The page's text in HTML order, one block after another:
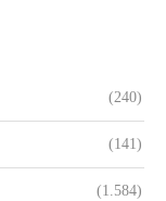
(240)
(141)
(1.584)